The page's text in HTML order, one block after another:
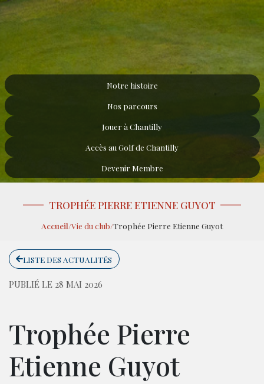
Notre histoire
Nos parcours
Jouer à Chantilly
Accès au Golf de Chantilly
Devenir Membre
TROPHÉE PIERRE ETIENNE GUYOT
Accueil/Vie du club/Trophée Pierre Etienne Guyot
LISTE DES ACTUALITÉS
PUBLIÉ LE 28 MAI 2026
Trophée Pierre
Etienne Guyot